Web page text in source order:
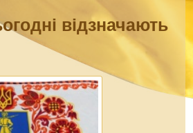
відзначають